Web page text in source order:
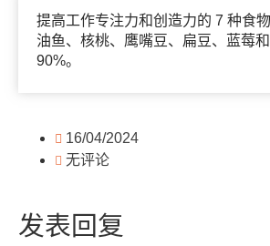
提高工作专注力和创造力的 7 种食
油鱼、核桃、鹰嘴豆、扁豆、蓝莓
90%。
16/04/2024
无评论
发表回复